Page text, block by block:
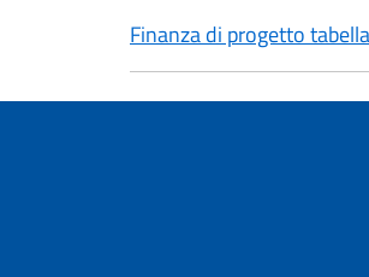
Finanza di progetto